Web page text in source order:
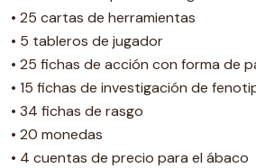
• 25 cartas de herramientas
• 5 tableros de jugador
• 25 fichas de acción con forma de
• 15 fichas de investigación de
• 34 fichas de rasgo
• 20 monedas
• 4 cuentas de precio para el ábaco